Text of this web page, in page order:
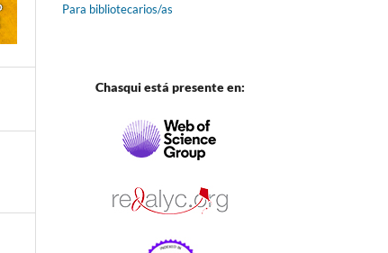
Para bibliotecarios/as
Chasqui está presente en: